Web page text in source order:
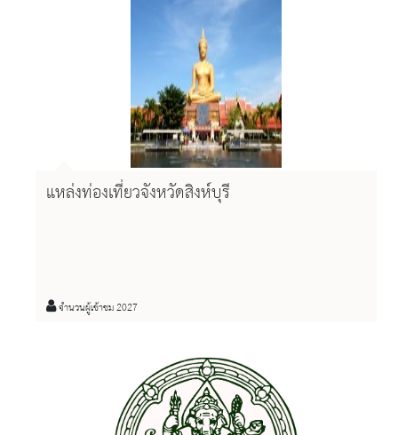
แหล่งท่องเที่ยวจังหวัดสิงห์บุรี
จำนวนผู้เข้าชม 2027